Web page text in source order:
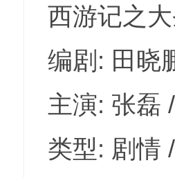
西游记之
编剧: 田晓
主演: 张磊
类型: 剧情